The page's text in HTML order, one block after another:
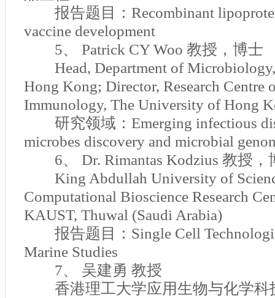
报告题目： Recombinant
vaccine development
5、 Patrick CY Woo 教授，博士
Head, Department of
Hong Kong; Director, Research Centre
Immunology, The University of Hong
研究领域： Emerging infectious
microbes discovery and microbial
6、 Dr. Rimantas Kodzius 教授，
King Abdullah University of
Computational Bioscience Research
KAUST, Thuwal (Saudi Arabia)
报告题目： Single Cell
Marine Studies
7、 吴建勇 教授
香港理工大学应用生物与化学科